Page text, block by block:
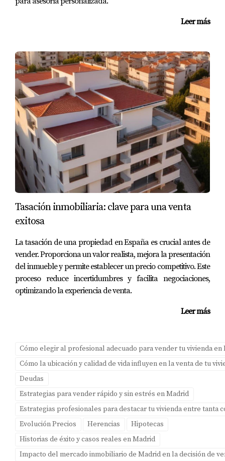
antes de vender?
Puedes optar por vender la propiedad asumiendo la
hipoteca o negociar con el banco para encontrar una
solución viable.
¿Es necesario reparar todos los daños antes
de vender?
No es necesario reparar todo; sin embargo, pequeñas
mejoras pueden aumentar considerablemente el
atractivo del inmueble.
¿Cómo puedo averiguar si hay cargas sobre
mi propiedad?
la Propiedad o consultar directamente con el
Ayuntamiento.
¿Qué documentos necesito para vender una
vivienda heredada?
Necesitarás el testamento o declaración de herederos,
¿Puedo vender mi casa aunque esté
embargada?
legales. Recuerda que cada situación es única y contar
con asesoramiento adecuado es fundamental para tomar
decisiones informadas. Si tienes más preguntas o
necesitas ayuda personalizada, no dudes en contactar a
Leer más
Tasación inmobiliaria: clave para una venta
exitosa
La tasación de una propiedad en España es crucial antes de
vender. Proporciona un valor realista, mejora la presentación
del inmueble y permite establecer un precio competitivo. Este
proceso reduce incertidumbres y facilita negociaciones,
optimizando la experiencia de venta.
Leer más
Cómo elegir al profesional adecuado para vender tu vivienda en
Cómo la ubicación y calidad de vida influyen en la venta de tu
Deudas
Estrategias para vender rápido y sin estrés en Madrid
Estrategias profesionales para destacar tu vivienda entre tanta
Evolución Precios
Herencias
Hipotecas
Historias de éxito y casos reales en Madrid
Impacto del mercado inmobiliario de Madrid en la decisión de